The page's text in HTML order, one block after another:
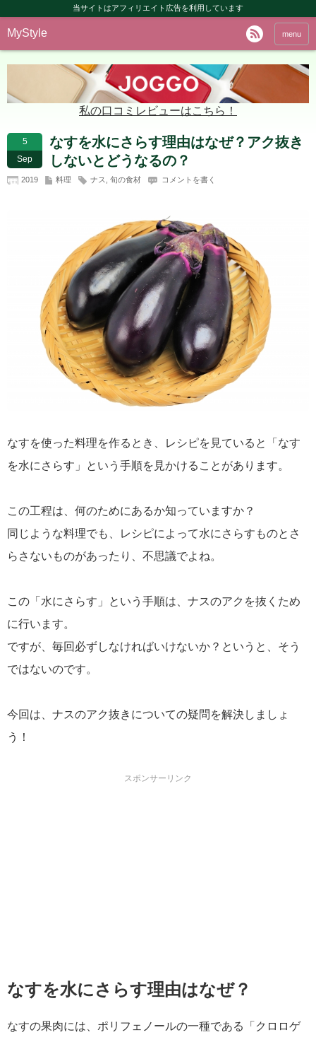
当サイトはアフィリエイト広告を利用しています
MyStyle menu
私の口コミレビューはこちら！
5
Sep
なすを水にさらす理由はなぜ？アク抜き
しないとどうなるの？
2019 料理 ナス 旬の食材 コメントを書く
なすを使った料理を作るとき、レシピを見ていると「なす
を水にさらす」という手順を見かけることがあります。
この工程は、何のためにあるか知っていますか？
同じような料理でも、レシピによって水にさらすものとさ
らさないものがあったり、不思議でよね。
この「水にさらす」という手順は、ナスのアクを抜くため
に行います。
ですが、毎回必ずしなければいけないか？というと、そう
ではないのです。
今回は、ナスのアク抜きについての疑問を解決しましょ
う！
スポンサーリンク
なすを水にさらす理由はなぜ？
なすの果肉には、ポリフェノールの一種である「クロロゲ